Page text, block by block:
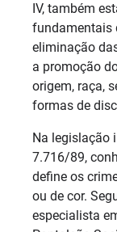
IV, também
fundamentais
eliminação
a promoção
origem, raça,
formas de
Na legislação
7.716/89,
define os
ou de cor.
especialista